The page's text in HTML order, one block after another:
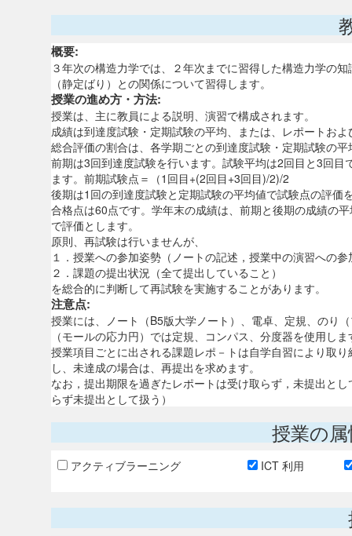
概要:
３年次の構造力学では、２年次までに習得した構造力学の
（静定ばり）との関係について習得します。
授業の進め方・方法:
授業は、主に教員による説明、演習で構成されます。
成績は到達度試験・定期試験の平均、または、レポートお
総合評価の割合は、各学期ごとの到達度試験・定期試験の
前期は3回到達度試験を行います。試験平均は2回目と3回
ます。前期試験点＝（1回目+(2回目+3回目)/2)/2
後期は1回の到達度試験と定期試験の平均値で試験点の評価
合格点は60点です。学年末の成績は、前期と後期の成績の
で評価とします。
原則、再試験は行いませんが、
１．授業への参加姿勢（ノートの記述，授業中の演習への参
２．課題の提出状況（全て提出していること）
を総合的に判断して再試験を実施することがあります。
注意点:
授業には、ノート（B5版大学ノート）、電卓、定規、のり
（モールの応力円）では定規、コンパス、分度器を使用しま
授業項目ごとに出される課題レポ－トは自学自習により取
し、未達成の場合は、再提出を求めます。
なお，提出期限を過ぎたレポートは受け取らず，未提出と
らず未提出として扱う）
授業の
アクティブラーニング ICT 利用